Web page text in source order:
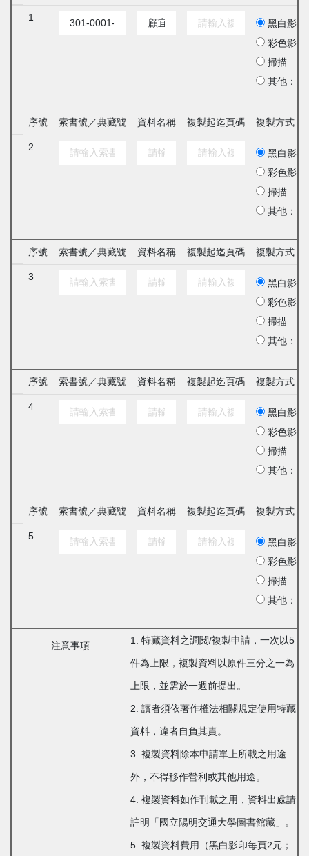
1
黑白影印
彩色影印
掃描
其他：
序號 索書號／典藏號 資料名稱 複製起迄頁碼 複製方式
2
黑白影印
彩色影印
掃描
其他：
序號 索書號／典藏號 資料名稱 複製起迄頁碼 複製方式
3
黑白影印
彩色影印
掃描
其他：
序號 索書號／典藏號 資料名稱 複製起迄頁碼 複製方式
4
黑白影印
彩色影印
掃描
其他：
序號 索書號／典藏號 資料名稱 複製起迄頁碼 複製方式
5
黑白影印
彩色影印
掃描
其他：
注意事項
1. 特藏資料之調閱/複製申請，一次以5
件為上限，複製資料以原件三分之一為
上限，並需於一週前提出。
2. 讀者須依著作權法相關規定使用特藏
資料，違者自負其責。
3. 複製資料除本申請單上所載之用途
外，不得移作營利或其他用途。
4. 複製資料如作刊載之用，資料出處請
註明「國立陽明交通大學圖書館藏」。
5. 複製資料費用（黑白影印每頁2元；